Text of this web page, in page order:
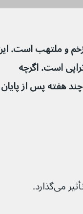
و ملتهب است.
است. اگرچه
چند هفته پس از پایان